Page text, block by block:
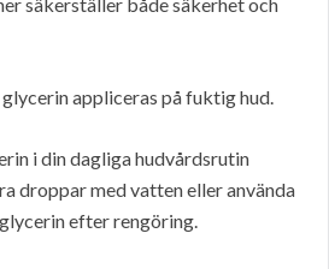
appliceras på fuktig hud.
i din dagliga hudvårdsrutin
droppar med vatten eller använda
efter rengöring.